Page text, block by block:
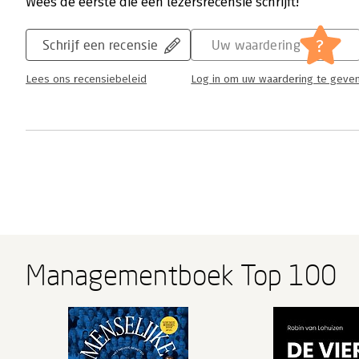
Schrijf een recensie
Lees ons recensiebeleid
Uw waardering ?
Log in om uw waardering te
Managementboek Top 100